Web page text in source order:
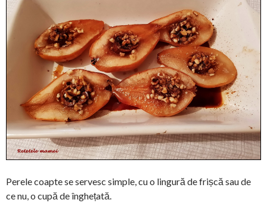
Perele coapte se servesc simple, cu o lingură de frișcă sau de
ce nu, o cupă de înghețată.